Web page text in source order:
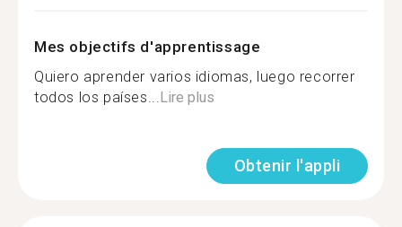
Mes objectifs d'apprentissage
Quiero aprender varios idiomas, luego recorrer
todos los países... Lire plus
Obtenir l'appli